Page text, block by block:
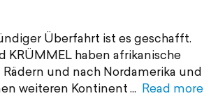
Überfahrt ist es geschafft.
KRÜMMEL haben afrikanische
und nach Nordamerika und
weiteren Kontinent
Read more